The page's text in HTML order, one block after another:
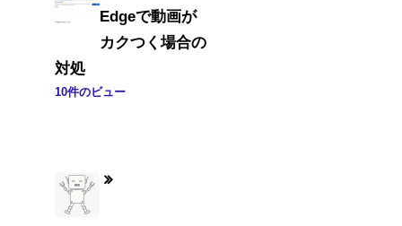
Edgeで動画が
カクつく場合の
対処
10件のビュー